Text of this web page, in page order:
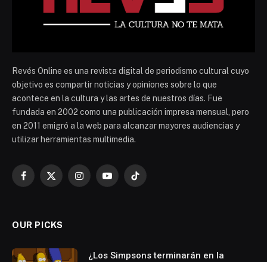
Revés Online es una revista digital de periodismo cultural cuyo
objetivo es compartir noticias y opiniones sobre lo que
acontece en la cultura y las artes de nuestros días. Fue
fundada en 2002 como una publicación impresa mensual, pero
en 2011 emigró a la web para alcanzar mayores audiencias y
utilizar herramientas multimedia.
Facebook
X
InstagramYouTubeTikTok
OUR PICKS
¿Los Simpsons terminarán en la